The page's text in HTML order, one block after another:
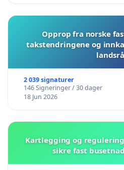
Opprop fra norske
takstendringene og
2 039 signaturer
146 Signeringer / 30 dager
18 Jun 2026
Kartlegging og
sikre fast